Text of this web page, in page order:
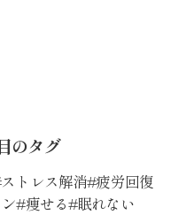
のタグ
ストレス解消 疲労回復
痩せる 眠れない